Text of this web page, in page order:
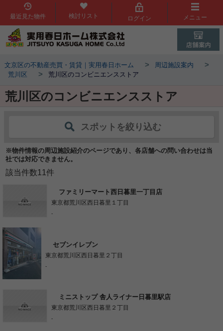
最近見た物件 検討リスト ログイン メニュー
文京区の不動産売買・賃貸｜実用春日ホーム > 周辺施設案内 >
荒川区 > 荒川区のコンビニエンスストア
荒川区のコンビニエンスストア
スポットを絞り込む
※物件情報の周辺施設紹介のページであり、各店舗への問い合わせは当
社では対応できません。
該当件数11 件
ファミリーマート西日暮里一丁目店
東京都荒川区西日暮里１丁目
-
セブンイレブン
東京都荒川区西日暮里２丁目
-
ミニストップ 舎人ライナー日暮里駅店
東京都荒川区西日暮里２丁目
-